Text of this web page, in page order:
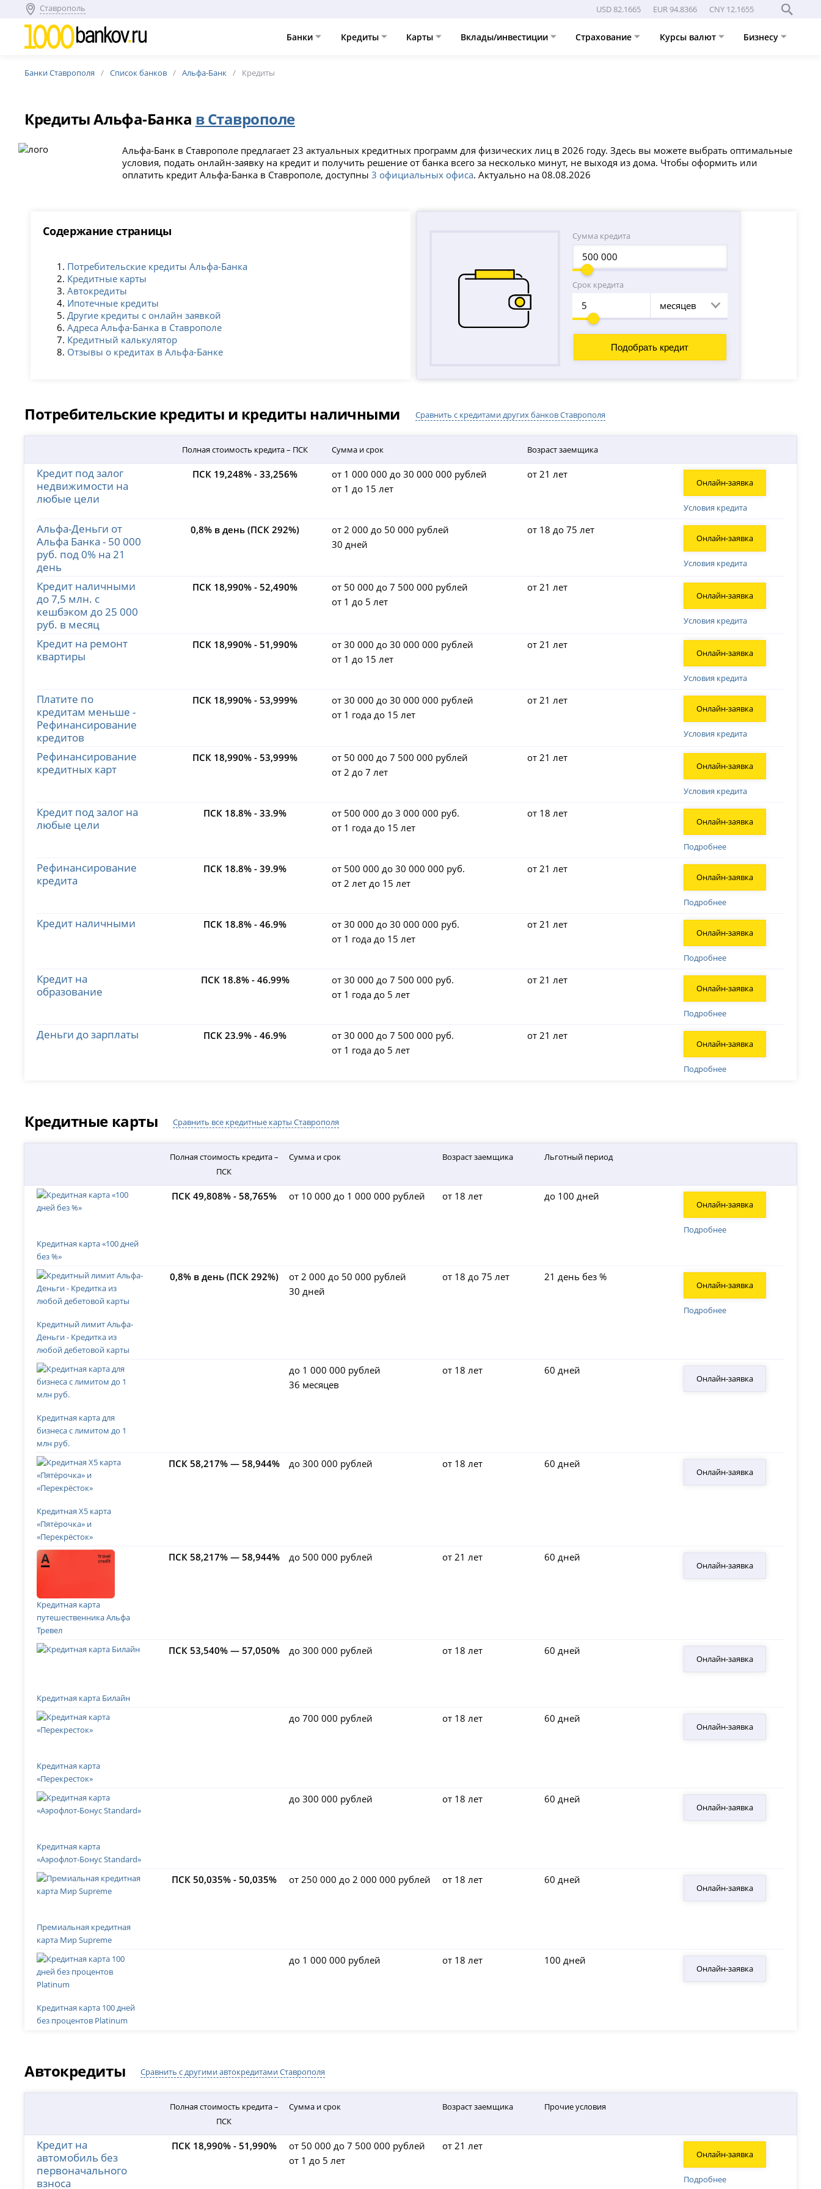
Ставрополь USD 82.1665 EUR 94.8366 CNY 12.1655
Банки Кредиты Карты Вклады/инвестиции Страхование Курсы валют Бизнесу
Банки Ставрополя Список банков Альфа-Банк Кредиты
Кредиты Альфа-Банка в Ставрополе
Альфа-Банк в Ставрополе предлагает 23 актуальных кредитных программ для физических лиц в 2026 году. Здесь вы можете выбрать оптимальные
условия, подать онлайн-заявку на кредит и получить решение от банка всего за несколько минут, не выходя из дома. Чтобы оформить или
оплатить кредит Альфа-Банка в Ставрополе, доступны3 официальных офиса. Актуально на 08.08.2026
Содержание страницы
Потребительские кредиты Альфа-Банка
Кредитные карты
Автокредиты
Ипотечные кредиты
Другие кредиты с онлайн заявкой
Адреса Альфа-Банка в Ставрополе
Кредитный калькулятор
Отзывы о кредитах в Альфа-Банке
Сумма кредита
Срок кредита
месяцев
Потребительские кредиты и кредиты наличными Сравнить с кредитами других банков Ставрополя
Полная стоимость кредита – ПСК Сумма и срок Возраст заемщика
Кредит под залог
недвижимости на
любые цели
ПСК 19,248% - 33,256%
от 1 000 000 до 30 000 000 рублей
от 1 до 15 лет
от 21 лет
Условия кредита
Онлайн-заявка
Альфа-Деньги от
Альфа Банка - 50 000
руб. под 0% на 21
день
0,8% в день (ПСК 292%)
от 2 000 до 50 000 рублей
30 дней
от 18 до 75 лет
Условия кредита
Онлайн-заявка
Кредит наличными
до 7,5 млн. с
кешбэком до 25 000
руб. в месяц
ПСК 18,990% - 52,490%
от 50 000 до 7 500 000 рублей
от 1 до 5 лет
от 21 лет
Условия кредита
Онлайн-заявка
Кредит на ремонт
квартиры
ПСК 18,990% - 51,990%
от 30 000 до 30 000 000 рублей
от 1 до 15 лет
от 21 лет
Условия кредита
Онлайн-заявка
Платите по
кредитам меньше -
Рефинансирование
кредитов
ПСК 18,990% - 53,999%
от 30 000 до 30 000 000 рублей
от 1 года до 15 лет
от 21 лет
Условия кредита
Онлайн-заявка
Рефинансирование
кредитных карт
ПСК 18,990% - 53,999%
от 50 000 до 7 500 000 рублей
от 2 до 7 лет
от 21 лет
Условия кредита
Онлайн-заявка
Кредит под залог на
любые цели
ПСК 18.8% - 33.9%
от 500 000 до 3 000 000 руб.
от 1 года до 15 лет
от 18 лет
Подробнее
Онлайн-заявка
Рефинансирование
кредита
ПСК 18.8% - 39.9%
от 500 000 до 30 000 000 руб.
от 2 лет до 15 лет
от 21 лет
Подробнее
Онлайн-заявка
Кредит наличными ПСК 18.8% - 46.9%
от 30 000 до 30 000 000 руб.
от 1 года до 15 лет
от 21 лет
Подробнее
Онлайн-заявка
Кредит на
образование
ПСК 18.8% - 46.99%
от 30 000 до 7 500 000 руб.
от 1 года до 5 лет
от 21 лет
Подробнее
Онлайн-заявка
Деньги до зарплаты ПСК 23.9% - 46.9%
от 30 000 до 7 500 000 руб.
от 1 года до 5 лет
от 21 лет
Подробнее
Онлайн-заявка
Кредитные карты Сравнить все кредитные карты Ставрополя
Полная стоимость кредита –
ПСК
Сумма и срок Возраст заемщика Льготный период
Кредитная карта «100 дней
без %»
ПСК 49,808% - 58,765% от 10 000 до 1 000 000 рублей от 18 лет до 100 дней
Подробнее
Онлайн-заявка
Кредитный лимит Альфа-
Деньги - Кредитка из
любой дебетовой карты
0,8% в день (ПСК 292%)
от 2 000 до 50 000 рублей
30 дней
от 18 до 75 лет 21 день без %
Подробнее
Онлайн-заявка
Кредитная карта для
бизнеса с лимитом до 1
млн руб.
до 1 000 000 рублей
36 месяцев
от 18 лет 60 дней
Онлайн-заявка
Кредитная Х5 карта
«Пятёрочка» и
«Перекрёсток»
ПСК 58,217% — 58,944% до 300 000 рублей от 18 лет 60 дней​
Онлайн-заявка
Кредитная карта
путешественника Альфа
Тревел
ПСК 58,217% — 58,944% до 500 000 рублей от 21 лет 60 дней
Онлайн-заявка
Кредитная карта Билайн
ПСК 53,540% — 57,050% до 300 000 рублей от 18 лет 60 дней
Онлайн-заявка
Кредитная карта
«Перекресток»
до 700 000 рублей от 18 лет 60 дней
Онлайн-заявка
Кредитная карта
«Аэрофлот-Бонус Standard»
до 300 000 рублей от 18 лет 60 дней​
Онлайн-заявка
Премиальная кредитная
карта Мир Supreme
ПСК 50,035% - 50,035% от 250 000 до 2 000 000 рублей от 18 лет 60 дней
Онлайн-заявка
Кредитная карта 100 дней
без процентов Platinum
до 1 000 000 рублей от 18 лет 100 дней
Онлайн-заявка
Автокредиты Сравнить с другими автокредитами Ставрополя
Полная стоимость кредита –
ПСК
Сумма и срок Возраст заемщика Прочие условия
Кредит на
автомобиль без
первоначального
взноса
ПСК 18,990% - 51,990%
от 50 000 до 7 500 000 рублей
от 1 до 5 лет
от 21 лет
Подробнее
Онлайн-заявка